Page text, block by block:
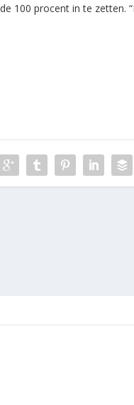
100 procent in te zetten.